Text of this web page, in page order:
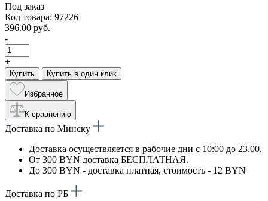
Под заказ
Код товара: 97226
396.00 руб.
-
+
Купить Купить в один клик
Избранное
К сравнению
Доставка по Минску
Доставка осуществляется в рабочие дни с 10:00 до 23.00.
От 300 BYN доставка БЕСПЛАТНАЯ.
До 300 BYN - доставка платная, стоимость - 12 BYN
Доставка по РБ